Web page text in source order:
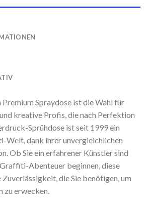
Spraydose ist die Wahl für
kreative Profis, die nach Perfektion
Sprühdose ist seit 1999 ein
Welt, dank ihrer unvergleichlichen
Ob Sie ein erfahrener Künstler sind
Abenteuer beginnen, diese
die Sie benötigen, um
zu erwecken.